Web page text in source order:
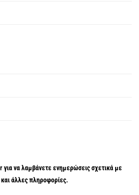
να λαμβάνετε ενημερώσεις σχετικά με
άλλες πληροφορίες.